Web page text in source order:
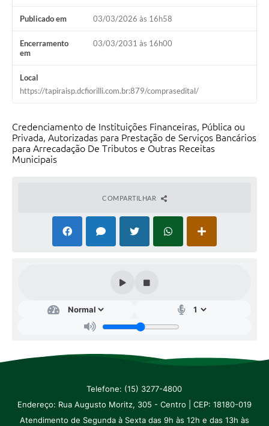
Imprensa
Nota Fiscal Eletrônica - Emissor Nacional
Serviços Online
Galeria de Fotos
Arquivos para Download
Galeria de Vídeos
Contas Públicas
Emprega
Publicado em 03/03/2026 às 16h58
Encerramento
em
03/03/2031 às 16h00
Local
https://tapiraisp.dcfiorilli.com.br:879/comprasedital/
Credenciamento de Instituições Financeiras, Pública ou
Privada, Autorizadas para Prestação de Serviços Bancários
para Arrecadação De Tributos e Outras Receitas
Municipais
COMPARTILHAR
Telefone: (15) 3277-4800
Endereço: Rua Augusto Moritz, 305 - Centro | CEP: 18180-019
Atendimento de Segunda à Sexta das 9h às 12h e das 13h às